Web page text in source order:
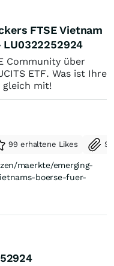
FTSE Vietnam
LU0322252924
Community über
ETF. Was ist Ihre
gleich mit!
99 erhaltene Likes
maerkte/emerging-
boerse-fuer-